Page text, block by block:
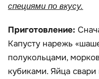
специями по вкусу.
Приготовление:
Капусту нарежь
полукольцами,
кубиками. Яйца